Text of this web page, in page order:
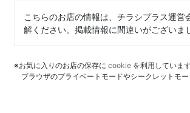
こちらのお店の情報は、チラシプラス運
解ください。掲載情報に間違いがございま
※お気に入りのお店の保存に cookie を利用しています
ブラウザのプライベートモードやシークレットモ